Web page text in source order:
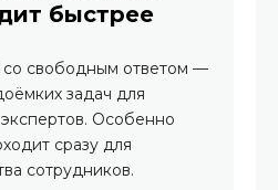
быстрее
со свободным ответом —
задач для
Особенно
сразу для
сотрудников.